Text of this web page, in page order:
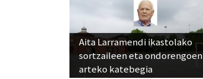
Aita Larramendi ikastolako
sortzaileen eta ondorengoen
arteko katebegia